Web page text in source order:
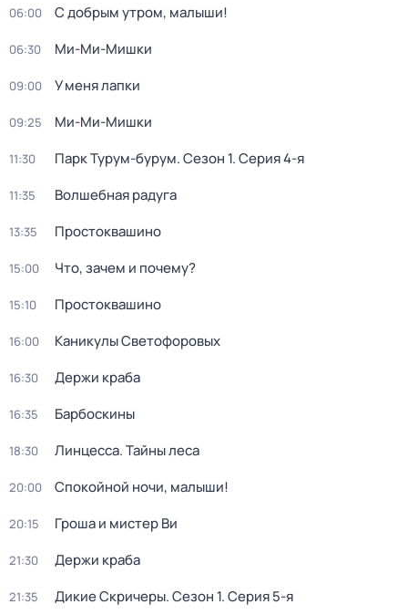
06:00 С добрым утром, малыши!
06:30 Ми-Ми-Мишки
09:00 У меня лапки
09:25 Ми-Ми-Мишки
11:30 Парк Турум-бурум. Сезон 1. Серия 4-я
11:35 Волшебная радуга
13:35 Простоквашино
15:00 Что, зачем и почему?
15:10 Простоквашино
16:00 Каникулы Светофоровых
16:30 Держи краба
16:35 Барбоскины
18:30 Линцесса. Тайны леса
20:00 Спокойной ночи, малыши!
20:15 Гроша и мистер Ви
21:30 Держи краба
21:35 Дикие Скричеры. Сезон 1. Серия 5-я